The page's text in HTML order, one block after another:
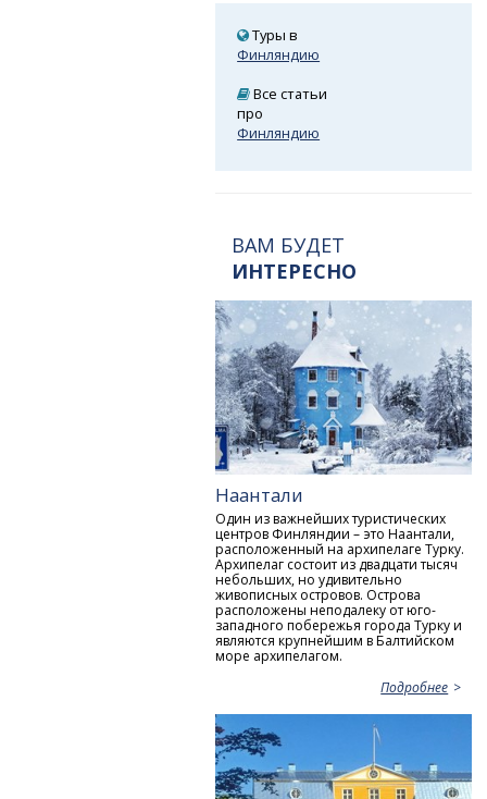
Туры в
Финляндию
Все статьи
про
Финляндию
ВАМ БУДЕТ
ИНТЕРЕСНО
Наантали
Один из важнейших туристических
центров Финляндии – это Наантали,
расположенный на архипелаге Турку.
Архипелаг состоит из двадцати тысяч
небольших, но удивительно
живописных островов. Острова
расположены неподалеку от юго-
западного побережья города Турку и
являются крупнейшим в Балтийском
море архипелагом.
Подробнее